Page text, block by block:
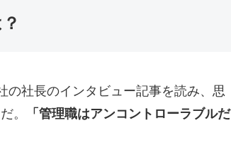
の社長のインタビュー記事を読み、思
。
「管理職はアンコントローラブルだ